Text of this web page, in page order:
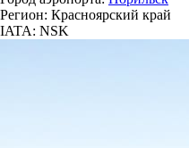
Регион: Красноярский край
IATA: NSK